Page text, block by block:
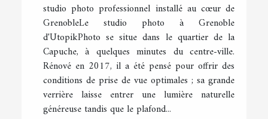
studio photo professionnel installé au cœur de
GrenobleLe studio photo à Grenoble
d'UtopikPhoto se situe dans le quartier de la
Capuche, à quelques minutes du centre-ville.
Rénové en 2017, il a été pensé pour offrir des
conditions de prise de vue optimales ; sa grande
verrière laisse entrer une lumière naturelle
généreuse tandis que le plafond...